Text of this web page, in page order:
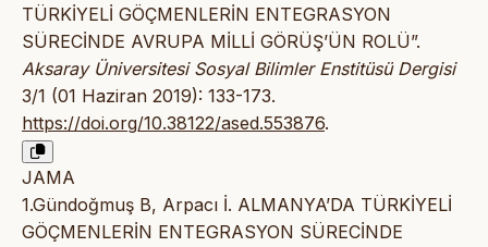
TÜRKİYELİ GÖÇMENLERİN ENTEGRASYON
SÜRECİNDE AVRUPA MİLLİ GÖRÜŞ’ÜN ROLÜ”.
Aksaray Üniversitesi Sosyal Bilimler Enstitüsü Dergisi
3/1 (01 Haziran 2019): 133-173.
https://doi.org/10.38122/ased.553876.
JAMA
1.Gündoğmuş B, Arpacı İ. ALMANYA’DA TÜRKİYELİ
GÖÇMENLERİN ENTEGRASYON SÜRECİNDE